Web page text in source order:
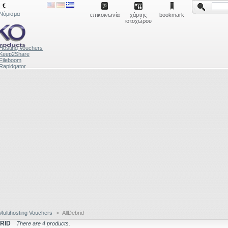
€
επικοινωνία
χάρτης
ιστοχώρου
bookmark
Vouchers
Vouchers > AllDebrid
There are 4 products.